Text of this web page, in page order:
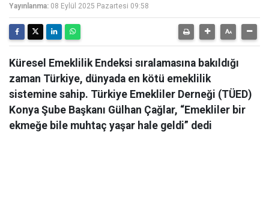
Yayınlanma: 08 Eylül 2025 Pazartesi 09:58
Küresel Emeklilik Endeksi sıralamasına bakıldığı
zaman Türkiye, dünyada en kötü emeklilik
sistemine sahip. Türkiye Emekliler Derneği (TÜED)
Konya Şube Başkanı Gülhan Çağlar, “Emekliler bir
ekmeğe bile muhtaç yaşar hale geldi” dedi